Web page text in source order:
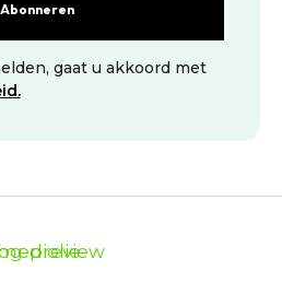
Abonneren
gaat u akkoord met